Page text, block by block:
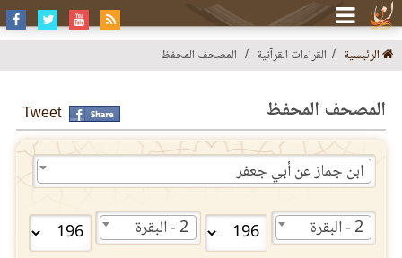
الرئيسية القراءات القرآنية المصحف المحفظ
المصحف المحفظ Tweet
ابن جماز عن أبي جعفر
2 - البقرة 2 - البقرة